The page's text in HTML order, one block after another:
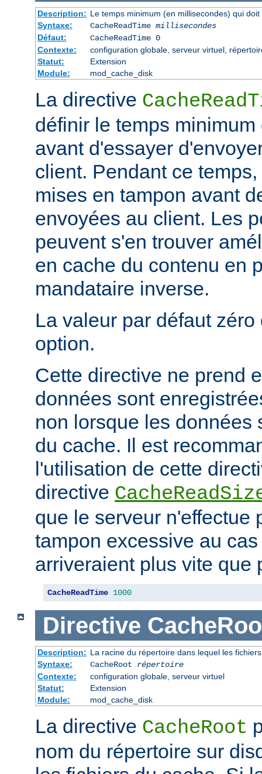
Description: Le temps minimum (en millisecondes) qui
Syntaxe:
CacheReadTime millisecondes
Défaut:
CacheReadTime 0
Contexte:
configuration globale, serveur virtuel,
Statut:
Extension
Module:
mod_cache_disk
La directive
définir le temps
avant d'essayer
client. Pendant ce
mises en tampon avant
envoyées au client. Les
peuvent s'en trouver
en cache du contenu en
mandataire inverse.
La valeur par défaut
option.
Cette directive ne prend
données sont
non lorsque les données
du cache. Il est
l'utilisation de cette
directive
que le serveur n'effectue
tampon excessive au
arriveraient plus vite que
CacheReadTime 1000
Directive
Description: La racine du répertoire dans lequel les
Syntaxe:
CacheRoot répertoire
Contexte:
configuration globale, serveur virtuel
Statut:
Extension
Module:
mod_cache_disk
La directive CacheRoot
nom du répertoire sur